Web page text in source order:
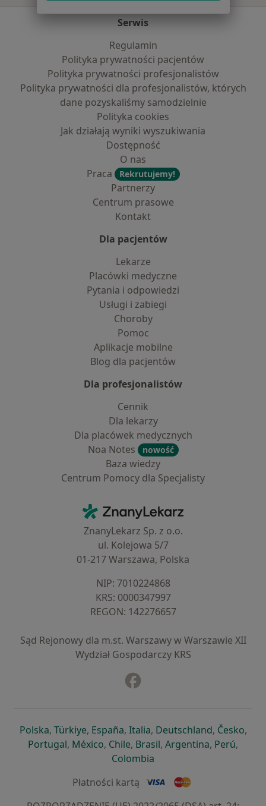
Serwis
Regulamin
Polityka prywatności pacjentów
Polityka prywatności profesjonalistów
Polityka prywatności dla profesjonalistów, których
dane pozyskaliśmy samodzielnie
Polityka cookies
Jak działają wyniki wyszukiwania
Dostępność
O nas
Praca
Rekrutujemy!
Partnerzy
Centrum prasowe
Kontakt
Dla pacjentów
Lekarze
Placówki medyczne
Pytania i odpowiedzi
Usługi i zabiegi
Choroby
Pomoc
Aplikacje mobilne
Blog dla pacjentów
Dla profesjonalistów
Cennik
Dla lekarzy
Dla placówek medycznych
Noa Notes
nowość
Baza wiedzy
Centrum Pomocy dla Specjalisty
ZnanyLekarz - Strona główna
ZnanyLekarz Sp. z o.o.
ul. Kolejowa 5/7
01-217 Warszawa, Polska
NIP: ⁠7010224868
KRS: ⁠0000347997
REGON: ⁠142276657
Sąd Rejonowy dla m.st. Warszawy w Warszawie XII
Wydział Gospodarczy KRS
Polskaotwiera się w nowej karcie
, Türkiyeotwiera się w nowej karcie
, Españaotwiera się w nowej karcie
, Italiaotwiera się w nowej
, Deutschlandotwiera się
, Česko,
Portugalotwiera się w nowej karcie
, Méxicootwiera się w nowej karcie
, Chileotwiera się w nowej karcie
, Brasilotwiera się w nowej
, Argentinaotwiera się
, Perú,
Colombia
Płatności kartą